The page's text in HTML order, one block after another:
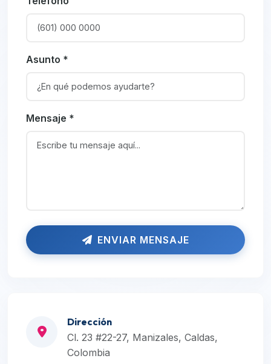
Asunto *
Mensaje *
ENVIAR MENSAJE
Dirección
Cl. 23 #22-27, Manizales, Caldas,
Colombia